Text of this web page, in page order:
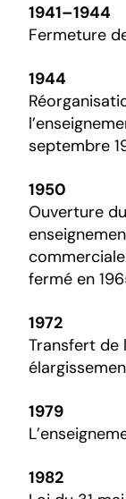
1941–1944
Fermeture
1944
septembre
1950
Ouverture
fermé en
1972
Transfert de
1979
1982